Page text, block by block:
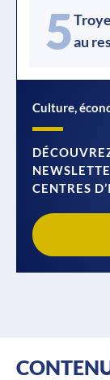
5au
Culture,
CENTRES